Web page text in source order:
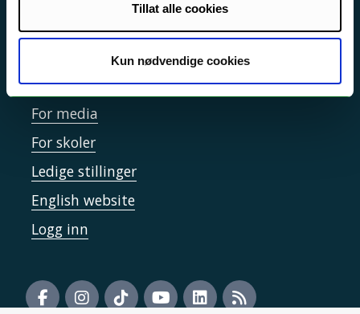
Tillat alle cookies
Kun nødvendige cookies
Tilgjengelighetserklæring
Kontakt UiT
For media
For skoler
Ledige stillinger
English website
Logg inn